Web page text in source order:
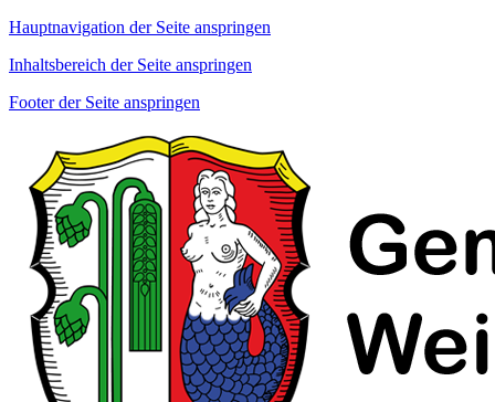
Hauptnavigation der Seite anspringen
Inhaltsbereich der Seite anspringen
Footer der Seite anspringen